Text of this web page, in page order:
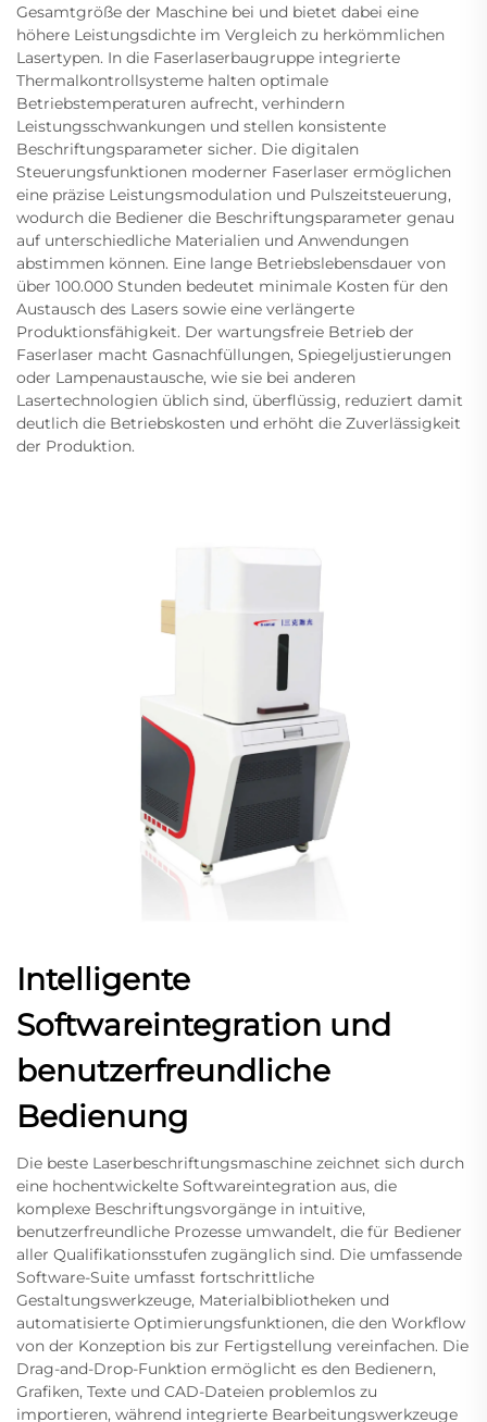
Gesamtgröße der Maschine bei und bietet dabei eine
höhere Leistungsdichte im Vergleich zu herkömmlichen
Lasertypen. In die Faserlaserbaugruppe integrierte
Thermalkontrollsysteme halten optimale
Betriebstemperaturen aufrecht, verhindern
Leistungsschwankungen und stellen konsistente
Beschriftungsparameter sicher. Die digitalen
Steuerungsfunktionen moderner Faserlaser ermöglichen
eine präzise Leistungsmodulation und Pulszeitsteuerung,
wodurch die Bediener die Beschriftungsparameter genau
auf unterschiedliche Materialien und Anwendungen
abstimmen können. Eine lange Betriebslebensdauer von
über 100.000 Stunden bedeutet minimale Kosten für den
Austausch des Lasers sowie eine verlängerte
Produktionsfähigkeit. Der wartungsfreie Betrieb der
Faserlaser macht Gasnachfüllungen, Spiegeljustierungen
oder Lampenaustausche, wie sie bei anderen
Lasertechnologien üblich sind, überflüssig, reduziert damit
deutlich die Betriebskosten und erhöht die Zuverlässigkeit
der Produktion.
Intelligente
Softwareintegration und
benutzerfreundliche
Bedienung
Die beste Laserbeschriftungsmaschine zeichnet sich durch
eine hochentwickelte Softwareintegration aus, die
komplexe Beschriftungsvorgänge in intuitive,
benutzerfreundliche Prozesse umwandelt, die für Bediener
aller Qualifikationsstufen zugänglich sind. Die umfassende
Software-Suite umfasst fortschrittliche
Gestaltungswerkzeuge, Materialbibliotheken und
automatisierte Optimierungsfunktionen, die den Workflow
von der Konzeption bis zur Fertigstellung vereinfachen. Die
Drag-and-Drop-Funktion ermöglicht es den Bedienern,
Grafiken, Texte und CAD-Dateien problemlos zu
importieren, während integrierte Bearbeitungswerkzeuge